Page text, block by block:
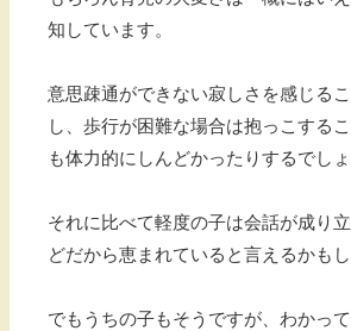
知しています。
意思疎通ができない寂しさを感じる
し、歩行が困難な場合は抱っこする
も体力的にしんどかったりするでしょ
それに比べて軽度の子は会話が成り
どだから恵まれていると言えるかもし
でもうちの子もそうですが、わかっ